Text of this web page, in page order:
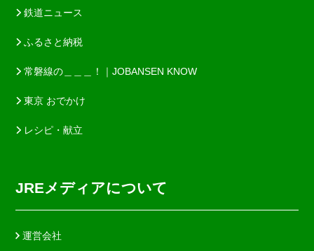
鉄道ニュース
ふるさと納税
常磐線の＿＿＿！｜JOBANSEN KNOW
東京 おでかけ
レシピ・献立
JREメディアについて
運営会社